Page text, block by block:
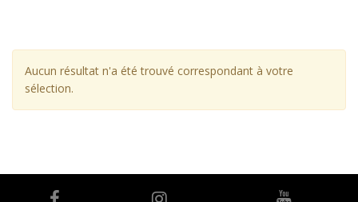
Aucun résultat n'a été trouvé correspondant à votre
sélection.